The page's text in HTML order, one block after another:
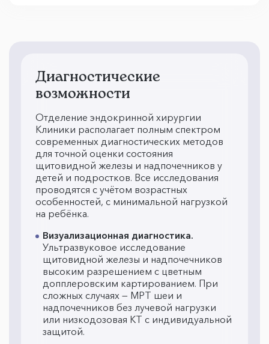
Диагностические
возможности
Отделение эндокринной хирургии
Клиники располагает полным спектром
современных диагностических методов
для точной оценки состояния
щитовидной железы и надпочечников у
детей и подростков. Все исследования
проводятся с учётом возрастных
особенностей, с минимальной нагрузкой
на ребёнка.
Визуализационная диагностика.
Ультразвуковое исследование
щитовидной железы и надпочечников
высоким разрешением с цветным
допплеровским картированием. При
сложных случаях — МРТ шеи и
надпочечников без лучевой нагрузки
или низкодозовая КТ с индивидуальной
защитой.